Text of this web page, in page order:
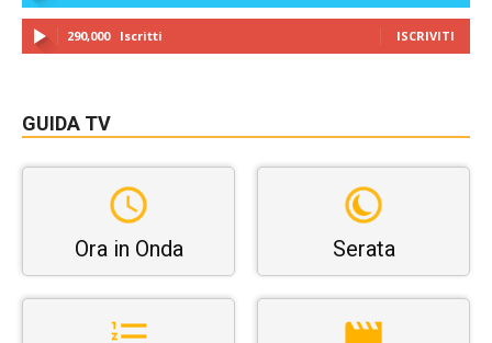
290,000 Iscritti ISCRIVITI
GUIDA TV
Ora in Onda Serata